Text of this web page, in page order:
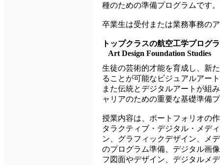
種のための準備プログラムです。
卒業生は受付または業務事務の
トップクラスの航空工学プログ
Art Design Foundation Studies
生徒の芸術的才能を育成し、新
ることが可能なビジュアルアー
また伝統とデジタルアートが組
ャリアのための重要な基礎準備
授業内容は、ポートフォリオの
タラクティブ・デジタル・メデ
ン、グラフィックデザイン、メ
のプログラム準備、デジタル画
フ図面やデザイン、デジタルメ